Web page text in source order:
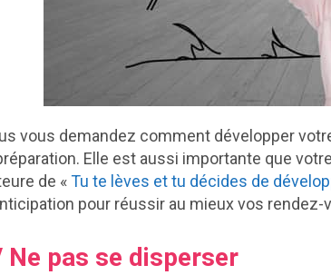
vous demandez comment développer
Elle est aussi importante que
de «Tu te lèves et tu décides de
pour réussir au mieux vos
Ne pas se disperser